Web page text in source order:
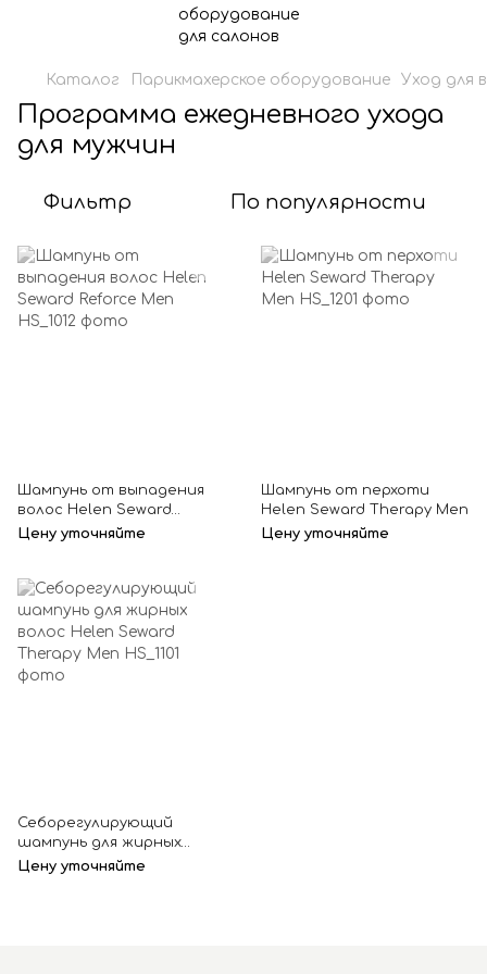
Каталог Парикмахерское оборудование Уход для
Программа ежедневного ухода
для мужчин
Фильтр По популярности
Шампунь от выпадения
волос Helen Seward
Reforce Men
Цену уточняйте
Шампунь от перхоти
Helen Seward Therapy Men
Цену уточняйте
Себорегулирующий
шампунь для жирных
волос Helen Seward
Цену уточняйте